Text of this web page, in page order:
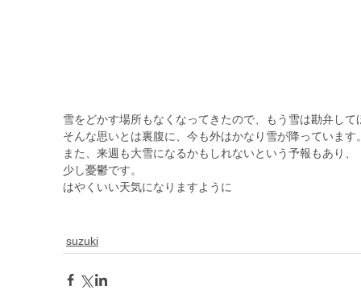
雪をどかす場所もなくなってきたので、もう雪は勘弁して
そんな思いとは裏腹に、今も外はかなり雪が降っています
また、来週も大雪になるかもしれないという予報もあり、
少し憂鬱です。
はやくいい天気になりますように
suzuki